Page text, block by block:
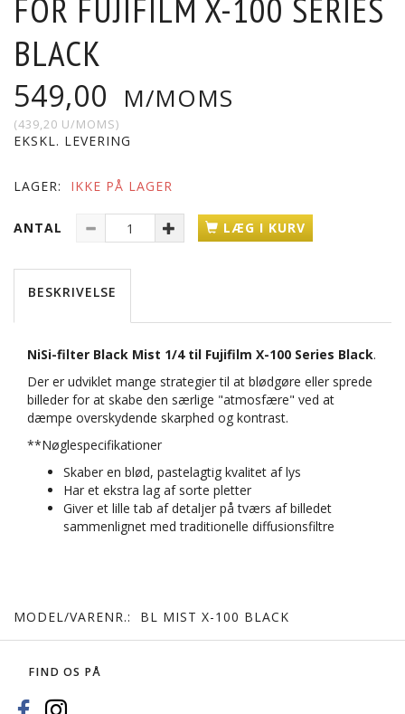
FOR FUJIFILM X-100 SERIES
BLACK
549,00 M/MOMS
(439,20 U/MOMS)
EKSKL. LEVERING
LAGER: IKKE PÅ LAGER
ANTAL LÆG I KURV
BESKRIVELSE
NiSi-filter Black Mist 1/4 til Fujifilm X-100 Series Black.
Der er udviklet mange strategier til at blødgøre eller sprede
billeder for at skabe den særlige "atmosfære" ved at
dæmpe overskydende skarphed og kontrast.
**Nøglespecifikationer
Skaber en blød, pastelagtig kvalitet af lys
Har et ekstra lag af sorte pletter
Giver et lille tab af detaljer på tværs af billedet
sammenlignet med traditionelle diffusionsfiltre
MODEL/VARENR.: BL MIST X-100 BLACK
FIND OS PÅ